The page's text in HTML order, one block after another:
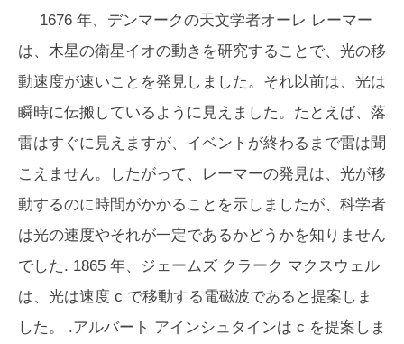
1676 年、デンマークの天文学者オーレ レーマー
は、木星の衛星イオの動きを研究することで、光の移
動速度が速いことを発見しました。それ以前は、光は
瞬時に伝搬しているように見えました。たとえば、落
雷はすぐに見えますが、イベントが終わるまで雷は聞
こえません。したがって、レーマーの発見は、光が移
動するのに時間がかかることを示しましたが、科学者
は光の速度やそれが一定であるかどうかを知りません
でした. 1865 年、ジェームズ クラーク マクスウェル
は、光は速度 c で移動する電磁波であると提案しま
した。 .アルバート アインシュタインは c を提案しま